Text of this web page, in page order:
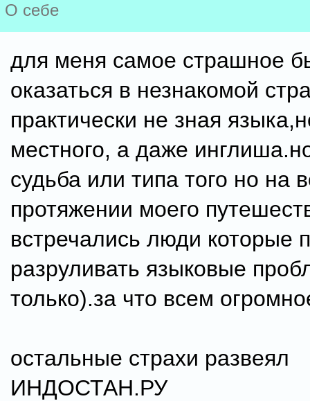
О себе
для меня самое страшное
оказаться в незнакомой
практически не зная
местного, а даже
судьба или типа того но на
протяжении моего
встречались люди которые
разруливать языковые
только).за что всем
остальные страхи развеял
ИНДОСТАН.РУ